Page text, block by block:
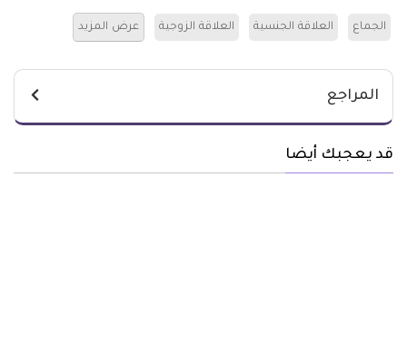
الجماع العلاقة الجنسية العلاقة الزوجية عرض المزيد
المراجع
قد يعجبك أيضا